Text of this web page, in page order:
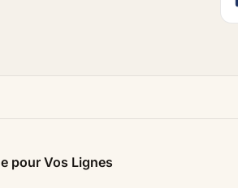
pour Vos Lignes